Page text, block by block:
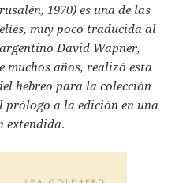
1970) es una de las
muy poco traducida al
David Wapner,
muchos años, realizó esta
hebreo para la colección
prólogo a la edición en una
extendida.